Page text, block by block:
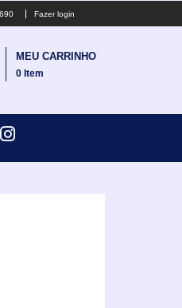
Fazer login
MEU CARRINHO
0 Item